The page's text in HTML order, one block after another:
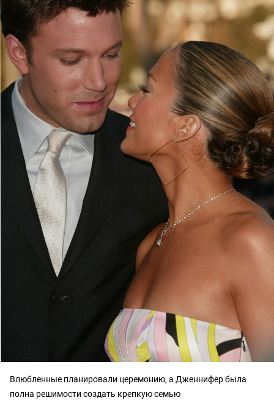
Влюбленные планировали церемонию, а Дженнифер была
полна решимости создать крепкую семью